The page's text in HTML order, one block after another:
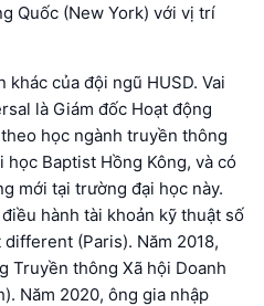
Quốc (New York) với vị trí
của đội ngũ HUSD. Vai
là Giám đốc Hoạt động
học ngành truyền thông
Baptist Hồng Kông, và có
mới tại trường đại học này.
hành tài khoản kỹ thuật số
different (Paris). Năm 2018,
Truyền thông Xã hội Doanh
Năm 2020, ông gia nhập